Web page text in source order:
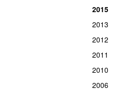
2015
2013
2012
2011
2010
2006